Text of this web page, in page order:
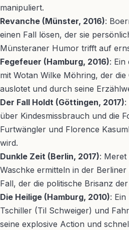
manipuliert.
Revanche (Münster, 2016):
einen Fall lösen, der sie
Münsteraner Humor trifft auf
Fegefeuer (Hamburg, 2016):
mit Wotan Wilke Möhring, der
auslotet und durch seine
Der Fall Holdt (Göttingen, 2017):
über Kindesmissbrauch und die
Furtwängler und Florence
wird.
Dunkle Zeit (Berlin, 2017):
Waschke ermitteln in der
Fall, der die politische Brisanz
Die Heilige (Hamburg, 2010):
Tschiller (Til Schweiger) und
seine explosive Action und